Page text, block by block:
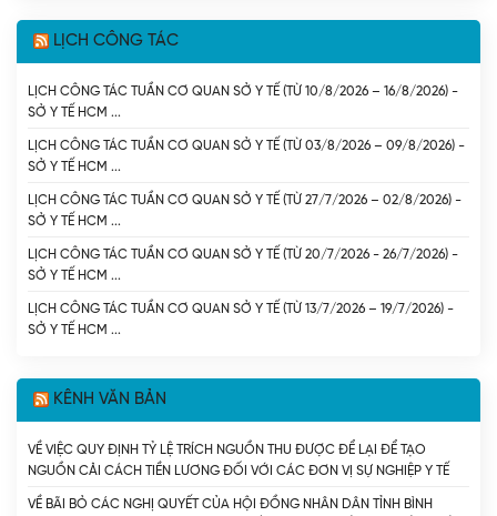
LỊCH CÔNG TÁC
LỊCH CÔNG TÁC TUẦN CƠ QUAN SỞ Y TẾ (TỪ 10/8/2026 – 16/8/2026) -
SỞ Y TẾ HCM
LỊCH CÔNG TÁC TUẦN CƠ QUAN SỞ Y TẾ (TỪ 03/8/2026 – 09/8/2026) -
SỞ Y TẾ HCM
LỊCH CÔNG TÁC TUẦN CƠ QUAN SỞ Y TẾ (TỪ 27/7/2026 – 02/8/2026) -
SỞ Y TẾ HCM
LỊCH CÔNG TÁC TUẦN CƠ QUAN SỞ Y TẾ (TỪ 20/7/2026 - 26/7/2026) -
SỞ Y TẾ HCM
LỊCH CÔNG TÁC TUẦN CƠ QUAN SỞ Y TẾ (TỪ 13/7/2026 – 19/7/2026) -
SỞ Y TẾ HCM
KÊNH VĂN BẢN
VỀ VIỆC QUY ĐỊNH TỶ LỆ TRÍCH NGUỒN THU ĐƯỢC ĐỂ LẠI ĐỂ TẠO
NGUỒN CẢI CÁCH TIỀN LƯƠNG ĐỐI VỚI CÁC ĐƠN VỊ SỰ NGHIỆP Y TẾ
CÔNG LẬP CÓ SỐ THU LỚN DO THÀNH PHỐ HỒ CHÍ MINH QUẢN LÝ
(CHUNG) - SỞ Y TẾ TP. HỒ CHÍ MINH
VỀ BÃI BỎ CÁC NGHỊ QUYẾT CỦA HỘI ĐỒNG NHÂN DÂN TỈNH BÌNH